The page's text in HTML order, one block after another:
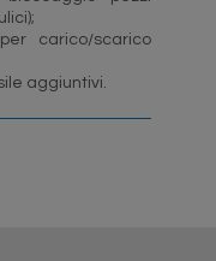
carico/scarico
aggiuntivi.